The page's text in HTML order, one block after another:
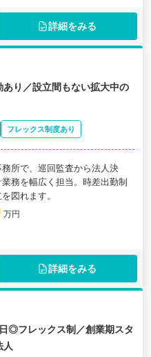
詳細をみる
り／設立間もない拡大中の
フレックス制度あり
所で、巡回監査から法人決
務を幅広く担当。時差出勤制
図れます。
万円
詳細をみる
◎フレックス制／創業期スタ
人